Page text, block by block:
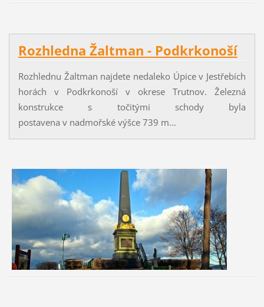
Rozhledna Žaltman - Podkrkonoší
Rozhlednu Žaltman najdete nedaleko Úpice v Jestřebích
horách v Podkrkonoší v okrese Trutnov. Železná
konstrukce s točitými schody byla
postavena v nadmořské výšce 739 m...